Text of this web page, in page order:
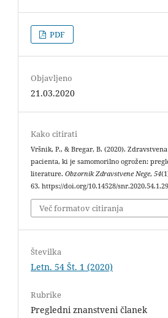
PDF
Objavljeno
21.03.2020
Kako citirati
Vršnik, P., & Bregar, B. (2020).
pacienta, ki je samomorilno ogrožen:
literature.Obzornik Zdravstvene Nege,54
63. https://doi.org/10.14528/
Več formatov citiranja
Številka
Letn. 54 Št. 1 (2020)
Rubrike
Pregledni znanstveni članek